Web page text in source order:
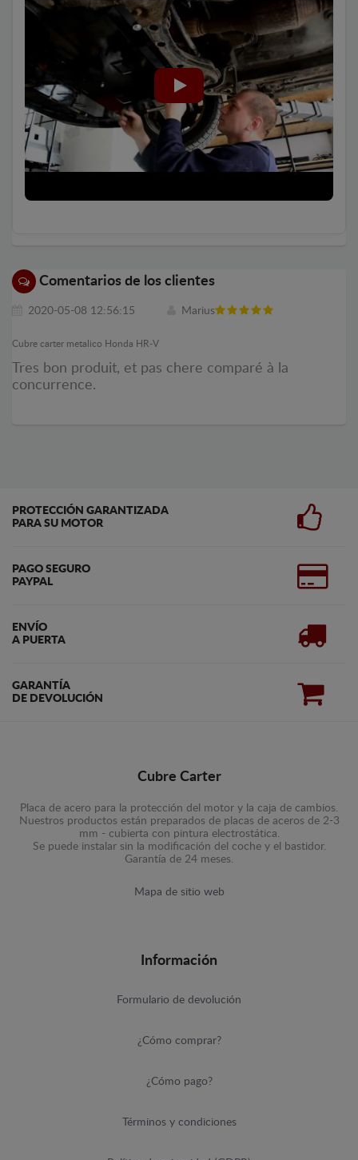
Comentarios de los clientes
2020-05-08 12:56:15 Marius
Cubre carter metalico Honda HR-V
Tres bon produit, et pas chere comparé à la
concurrence.
PROTECCIÓN GARANTIZADA
PARA SU MOTOR
PAGO SEGURO
PAYPAL
ENVÍO
A PUERTA
GARANTÍA
DE DEVOLUCIÓN
Cubre Carter
Placa de acero para la protección del motor y la caja de cambios.
Nuestros productos están preparados de placas de aceros de 2-3
mm - cubierta con pintura electrostática.
Se puede instalar sin la modificación del coche y el bastidor.
Garantía de 24 meses.
Mapa de sitio web
Información
Formulario de devolución
¿Cómo comprar?
¿Cómo pago?
Términos y condiciones